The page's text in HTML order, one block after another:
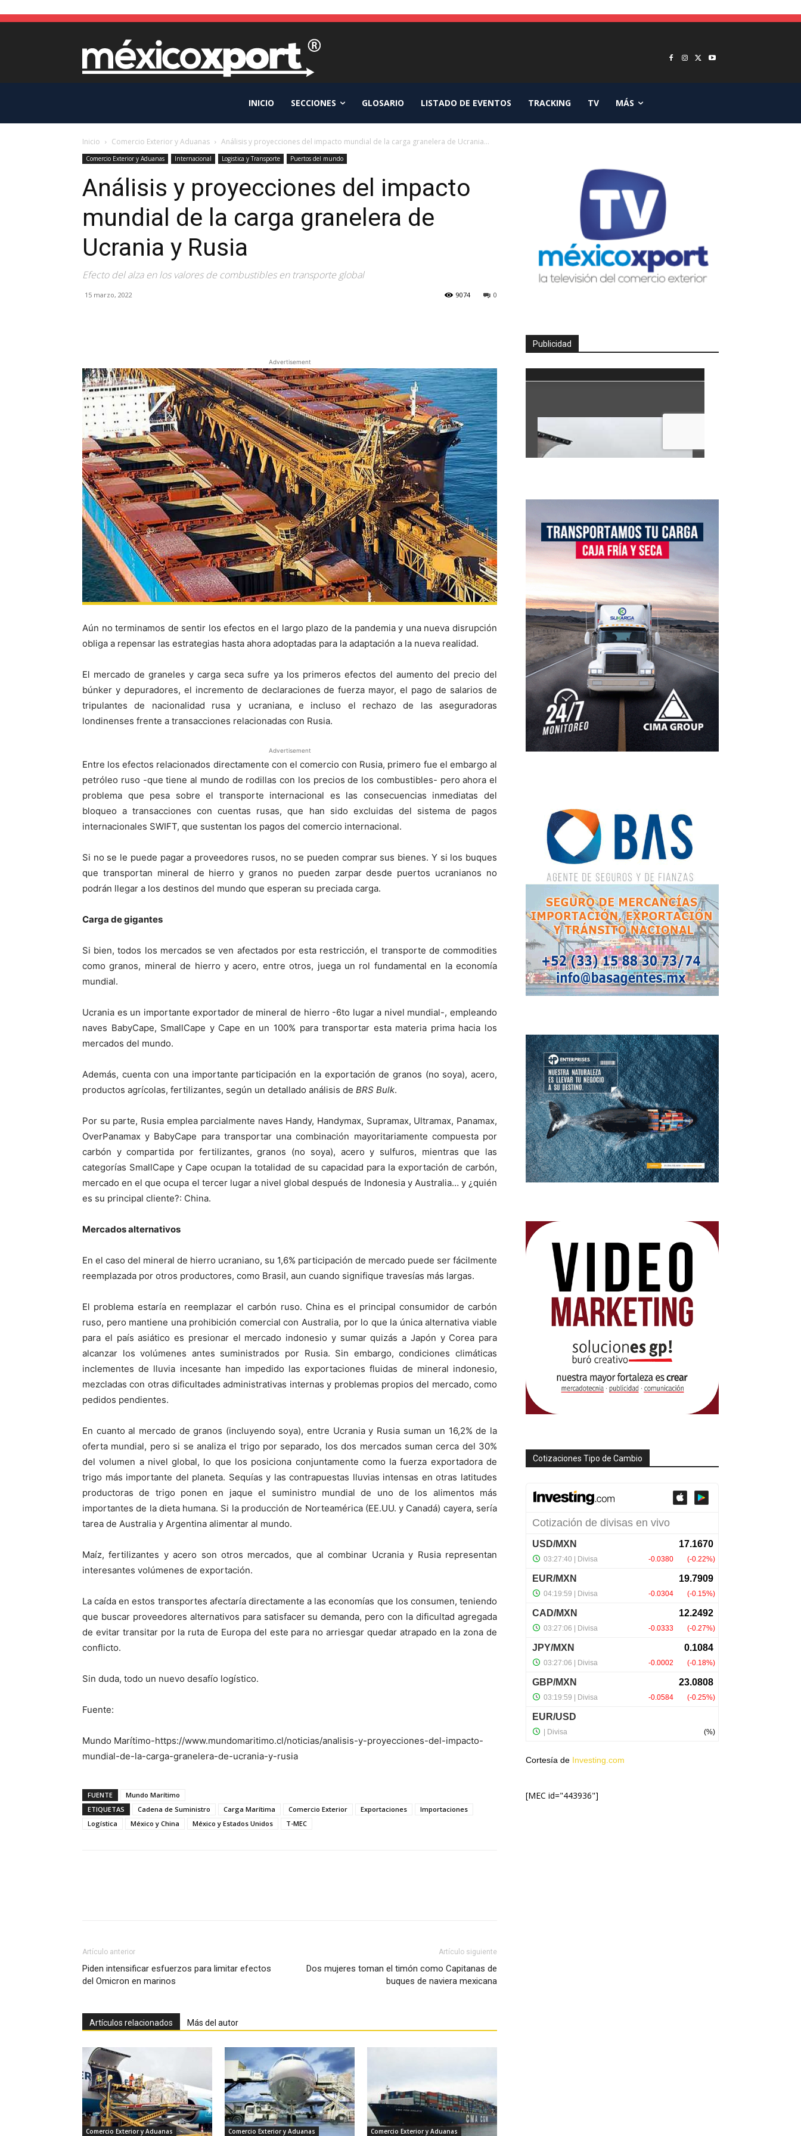
INICIO SECCIONES GLOSARIO LISTADO DE EVENTOS TRACKING TV MÁS
Inicio Comercio Exterior y Aduanas Análisis y proyecciones del impacto mundial de la carga granelera de Ucrania...
Comercio Exterior y Aduanas Internacional Logistica y Transporte Puertos del mundo
Análisis y proyecciones del impacto
mundial de la carga granelera de
Ucrania y Rusia
Efecto del alza en los valores de combustibles en transporte global
15 marzo, 2022 0
9074
Advertisement
Aún no terminamos de sentir los efectos en el largo plazo de la pandemia y una nueva disrupción
obliga a repensar las estrategias hasta ahora adoptadas para la adaptación a la nueva realidad.
El mercado de graneles y carga seca sufre ya los primeros efectos del aumento del precio del
búnker y depuradores, el incremento de declaraciones de fuerza mayor, el pago de salarios de
tripulantes de nacionalidad rusa y ucraniana, e incluso el rechazo de las aseguradoras
londinenses frente a transacciones relacionadas con Rusia.
Advertisement
Entre los efectos relacionados directamente con el comercio con Rusia, primero fue el embargo al
petróleo ruso -que tiene al mundo de rodillas con los precios de los combustibles- pero ahora el
problema que pesa sobre el transporte internacional es las consecuencias inmediatas del
bloqueo a transacciones con cuentas rusas, que han sido excluidas del sistema de pagos
internacionales SWIFT, que sustentan los pagos del comercio internacional.
Si no se le puede pagar a proveedores rusos, no se pueden comprar sus bienes. Y si los buques
que transportan mineral de hierro y granos no pueden zarpar desde puertos ucranianos no
podrán llegar a los destinos del mundo que esperan su preciada carga.
Carga de gigantes
Si bien, todos los mercados se ven afectados por esta restricción, el transporte de commodities
como granos, mineral de hierro y acero, entre otros, juega un rol fundamental en la economía
mundial.
Ucrania es un importante exportador de mineral de hierro -6to lugar a nivel mundial-, empleando
naves BabyCape, SmallCape y Cape en un 100% para transportar esta materia prima hacia los
mercados del mundo.
Además, cuenta con una importante participación en la exportación de granos (no soya), acero,
productos agrícolas, fertilizantes, según un detallado análisis de BRS Bulk.
Por su parte, Rusia emplea parcialmente naves Handy, Handymax, Supramax, Ultramax, Panamax,
OverPanamax y BabyCape para transportar una combinación mayoritariamente compuesta por
carbón y compartida por fertilizantes, granos (no soya), acero y sulfuros, mientras que las
categorías SmallCape y Cape ocupan la totalidad de su capacidad para la exportación de carbón,
mercado en el que ocupa el tercer lugar a nivel global después de Indonesia y Australia… y ¿quién
es su principal cliente?: China.
Mercados alternativos
En el caso del mineral de hierro ucraniano, su 1,6% participación de mercado puede ser fácilmente
reemplazada por otros productores, como Brasil, aun cuando signifique travesías más largas.
El problema estaría en reemplazar el carbón ruso. China es el principal consumidor de carbón
ruso, pero mantiene una prohibición comercial con Australia, por lo que la única alternativa viable
para el país asiático es presionar el mercado indonesio y sumar quizás a Japón y Corea para
alcanzar los volúmenes antes suministrados por Rusia. Sin embargo, condiciones climáticas
inclementes de lluvia incesante han impedido las exportaciones fluidas de mineral indonesio,
mezcladas con otras dificultades administrativas internas y problemas propios del mercado, como
pedidos pendientes.
En cuanto al mercado de granos (incluyendo soya), entre Ucrania y Rusia suman un 16,2% de la
oferta mundial, pero si se analiza el trigo por separado, los dos mercados suman cerca del 30%
del volumen a nivel global, lo que los posiciona conjuntamente como la fuerza exportadora de
trigo más importante del planeta. Sequías y las contrapuestas lluvias intensas en otras latitudes
productoras de trigo ponen en jaque el suministro mundial de uno de los alimentos más
importantes de la dieta humana. Si la producción de Norteamérica (EE.UU. y Canadá) cayera, sería
tarea de Australia y Argentina alimentar al mundo.
Maíz, fertilizantes y acero son otros mercados, que al combinar Ucrania y Rusia representan
interesantes volúmenes de exportación.
La caída en estos transportes afectaría directamente a las economías que los consumen, teniendo
que buscar proveedores alternativos para satisfacer su demanda, pero con la dificultad agregada
de evitar transitar por la ruta de Europa del este para no arriesgar quedar atrapado en la zona de
conflicto.
Sin duda, todo un nuevo desafío logístico.
Fuente:
Mundo Marítimo-https://www.mundomaritimo.cl/noticias/analisis-y-proyecciones-del-impacto-
mundial-de-la-carga-granelera-de-ucrania-y-rusia
FUENTE
Mundo Marítimo
ETIQUETAS
Cadena de Suministro Carga Marítima Comercio Exterior Exportaciones
Importaciones
Logística
México y China México y Estados Unidos T-MEC
Artículo anterior
Piden intensificar esfuerzos para limitar efectos
del Omicron en marinos
Artículo siguiente
Dos mujeres toman el timón como Capitanas de
buques de naviera mexicana
Artículos relacionados Más del autor
Comercio Exterior y Aduanas Comercio Exterior y Aduanas Comercio Exterior y Aduanas
Publicidad
Cotizaciones Tipo de Cambio
Cortesía de Investing.com
[MEC id="443936"]